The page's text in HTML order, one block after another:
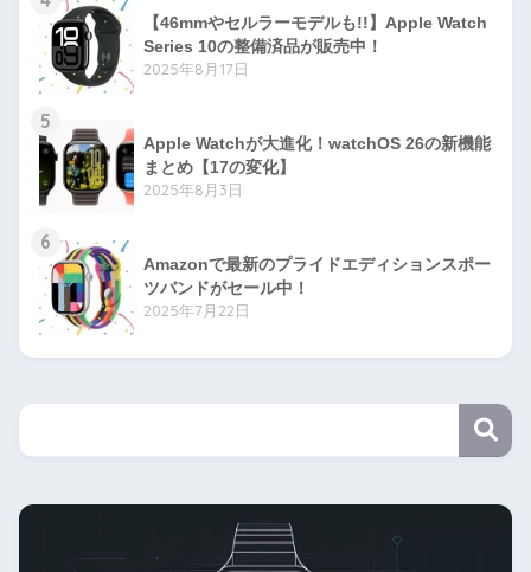
【46mmやセルラーモデルも!!】Apple Watch
Series 10の整備済品が販売中！
2025年8月17日
5
Apple Watchが大進化！watchOS 26の新機能
まとめ【17の変化】
2025年8月3日
6
Amazonで最新のプライドエディションスポー
ツバンドがセール中！
2025年7月22日